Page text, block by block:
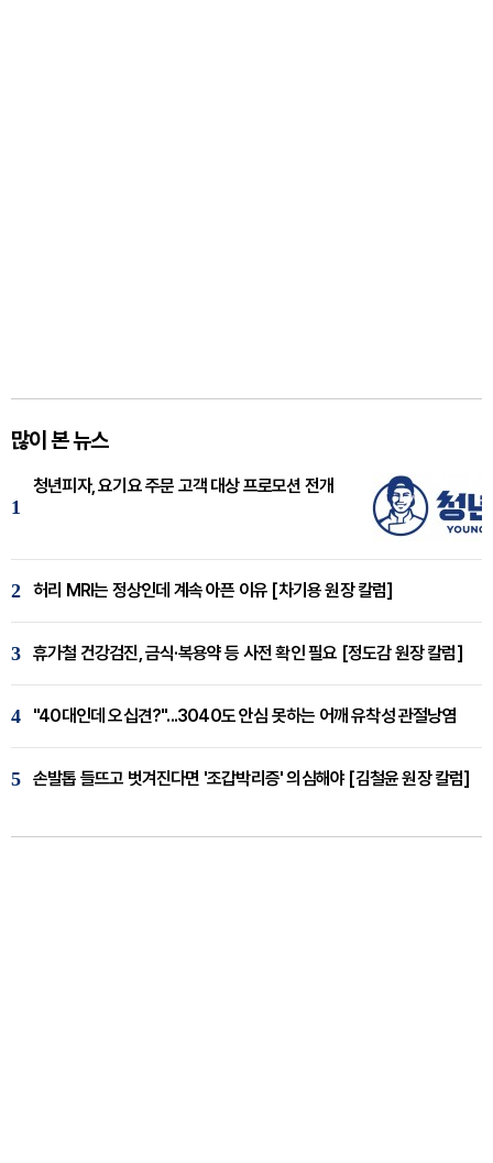
많이 본 뉴스
1
청년피자, 요기요 주문 고객 대상 프로모션 전개
2 허리 MRI는 정상인데 계속 아픈 이유 [차기용 원장 칼럼]
3 휴가철 건강검진, 금식·복용약 등 사전 확인 필요 [정도감 원장 칼럼]
4 "40대인데 오십견?"...3040도 안심 못하는 어깨 유착성 관절낭염
5 손발톱 들뜨고 벗겨진다면 '조갑박리증' 의심해야 [김철윤 원장 칼럼]